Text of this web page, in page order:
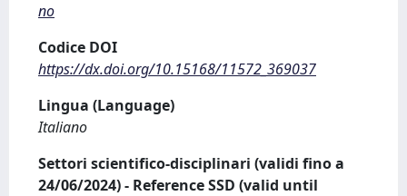
no
Codice DOI
https://dx.doi.org/10.15168/11572_369037
Lingua (Language)
Italiano
Settori scientifico-disciplinari (validi fino a
24/06/2024) - Reference SSD (valid until